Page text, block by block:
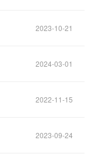
2023-10-21
2024-03-01
2022-11-15
2023-09-24